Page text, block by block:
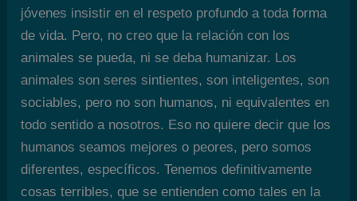
jóvenes insistir en el respeto profundo a toda forma
de vida. Pero, no creo que la relación con los
animales se pueda, ni se deba humanizar. Los
animales son seres sintientes, son inteligentes, son
sociables, pero no son humanos, ni equivalentes en
todo sentido a nosotros. Eso no quiere decir que los
humanos seamos mejores o peores, pero somos
diferentes, específicos. Tenemos definitivamente
cosas terribles, que se entienden como tales en la